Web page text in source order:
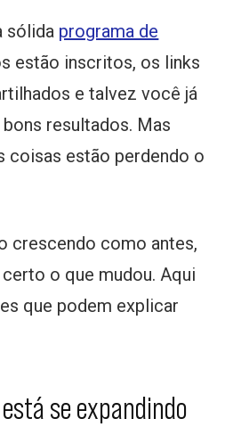
sólida programa de
estão inscritos, os links
e talvez você já
resultados. Mas
coisas estão perdendo o
crescendo como antes,
o que mudou. Aqui
que podem explicar
se expandindo